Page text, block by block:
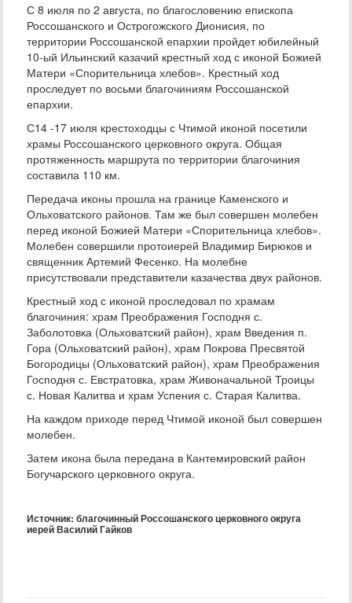
С 8 июля по 2 августа, по благословению епископа
Россошанского и Острогожского Дионисия, по
территории Россошанской епархии пройдет юбилейный
10-ый Ильинский казачий крестный ход с иконой Божией
Матери «Спорительница хлебов». Крестный ход
проследует по восьми благочиниям Россошанской
епархии.
С14 -17 июля крестоходцы с Чтимой иконой посетили
храмы Россошанского церковного округа. Общая
протяженность маршрута по территории благочиния
составила 110 км.
Передача иконы прошла на границе Каменского и
Ольховатского районов. Там же был совершен молебен
перед иконой Божией Матери «Спорительница хлебов».
Молебен совершили протоиерей Владимир Бирюков и
священник Артемий Фесенко. На молебне
присутствовали представители казачества двух районов.
Крестный ход с иконой проследовал по храмам
благочиния: храм Преображения Господня с.
Заболотовка (Ольховатский район), храм Введения п.
Гора (Ольховатский район), храм Покрова Пресвятой
Богородицы (Ольховатский район), храм Преображения
Господня с. Евстратовка, храм Живоначальной Троицы
с. Новая Калитва и храм Успения с. Старая Калитва.
На каждом приходе перед Чтимой иконой был совершен
молебен.
Затем икона была передана в Кантемировский район
Богучарского церковного округа.
Источник: благочинный Россошанского церковного округа
иерей Василий Гайков